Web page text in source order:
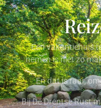
Een vakantiehuis
nemen is niet zo
En dat is raar,
Bij De Drentse Rust